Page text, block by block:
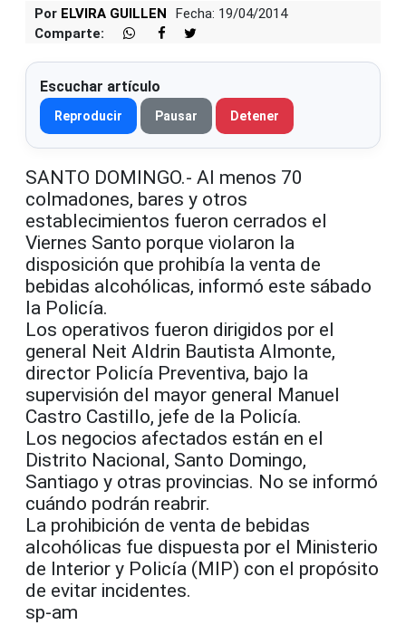
Por ELVIRA GUILLEN
Fecha: 19/04/2014
Comparte:
Escuchar artículo
Reproducir Pausar Detener
SANTO DOMINGO.- Al menos 70
colmadones, bares y otros
establecimientos fueron cerrados el
Viernes Santo porque violaron la
disposición que prohibía la venta de
bebidas alcohólicas, informó este sábado
la Policía.
Los operativos fueron dirigidos por el
general Neit Aldrin Bautista Almonte,
director Policía Preventiva, bajo la
supervisión del mayor general Manuel
Castro Castillo, jefe de la Policía.
Los negocios afectados están en el
Distrito Nacional, Santo Domingo,
Santiago y otras provincias. No se informó
cuándo podrán reabrir.
La prohibición de venta de bebidas
alcohólicas fue dispuesta por el Ministerio
de Interior y Policía (MIP) con el propósito
de evitar incidentes.
sp-am